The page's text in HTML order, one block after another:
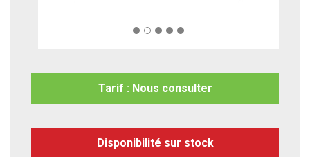
Tarif : Nous consulter
Disponibilité sur stock